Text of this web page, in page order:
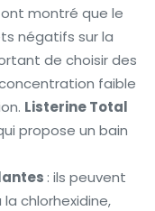
montré que le
négatifs sur la
de choisir des
faible
Listerine Total
propose un bain
: ils peuvent
chlorhexidine,